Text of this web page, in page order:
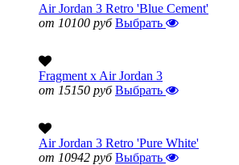
Air Jordan 3 Retro 'Blue Cement'
от 10100 руб Выбрать
Fragment x Air Jordan 3
от 15150 руб Выбрать
Air Jordan 3 Retro 'Pure White'
от 10942 руб Выбрать